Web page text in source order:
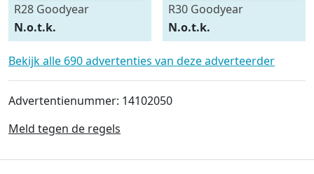
R28 Goodyear
540/75R28
N.o.t.k.
R30 Goodyear
600/70R30
N.o.t.k.
Bekijk alle 690 advertenties van deze adverteerder
Advertentienummer: 14102050
Meld tegen de regels